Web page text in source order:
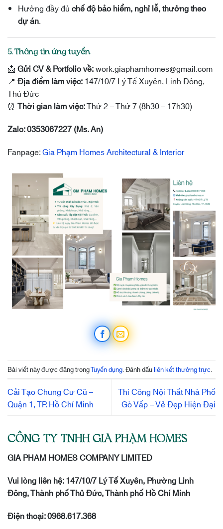
Hưởng đầy đủ chế độ bảo hiểm, nghỉ lễ, thưởng theo
dự án.
5. Thông tin ứng tuyển
📩 Gửi CV & Portfolio về:work.giaphamhomes@gmail.com
📍 Địa điểm làm việc: 147/10/7 Lý Tế Xuyên, Linh Đông,
Thủ Đức
⏰ Thời gian làm việc:Thứ 2 – Thứ 7 (8h30 – 17h30)
Zalo: 0353067227 (Ms. An)
Fanpage:Gia Phạm Homes Architectural & Interior
Bài viết này được đăng trongTuyển dụng . Đánh dấuliên kết thường trực
Cải Tạo Chung Cư Cũ –
Quận 1, TP. Hồ Chí Minh
Thi Công Nội Thất Nhà Phố
Gò Vấp – Vẻ Đẹp Hiện Đại
CÔNG TY TNHH GIA PHẠM HOMES
GIA PHAM HOMES COMPANY LIMITED
Vui lòng liên hệ: 147/10/7 Lý Tế Xuyên, Phường Linh
Đông, Thành phố Thủ Đức, Thành phố Hồ Chí Minh
Điện thoại: 0968.617.368